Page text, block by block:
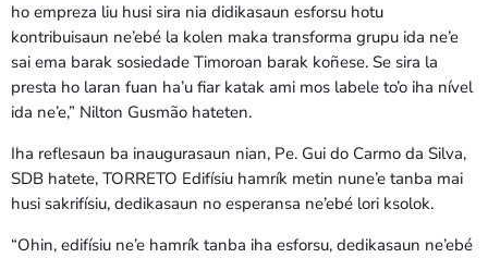
ho empreza liu husi sira nia didikasaun esforsu hotu
kontribuisaun ne’ebé la kolen maka transforma grupu ida ne’e
sai ema barak sosiedade Timoroan barak koñese. Se sira la
presta ho laran fuan ha’u fiar katak ami mos labele to’o iha nível
ida ne’e,” Nilton Gusmão hateten.
Iha reflesaun ba inaugurasaun nian, Pe. Gui do Carmo da Silva,
SDB hatete, TORRETO Edifísiu hamrík metin nune’e tanba mai
husi sakrifísiu, dedikasaun no esperansa ne’ebé lori ksolok.
“Ohin, edifísiu ne’e hamrík tanba iha esforsu, dedikasaun ne’ebé